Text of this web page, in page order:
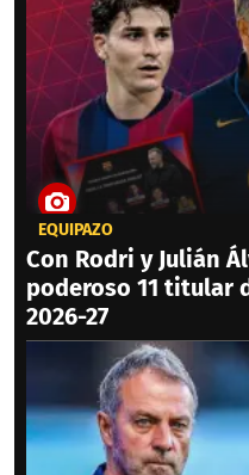
EQUIPAZO
Con Rodri y Julián
poderoso 11 titular
2026-27